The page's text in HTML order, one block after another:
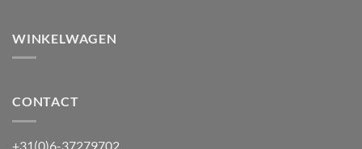
SCHOONMAKEN!
Samen
met
een
circulaire
WINKELWAGEN
CONTACT
+31(0)6-37279702